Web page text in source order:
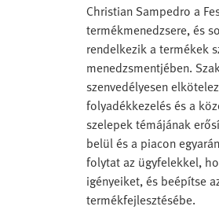
Christian Sampedro a
termékmenedzsere, és
rendelkezik a termékek
menedzsmentjében.
szenvedélyesen
folyadékkezelés és a
szelepek témájának
belül és a piacon
folytat az ügyfelekkel,
igényeiket, és beépítse
termékfejlesztésébe.